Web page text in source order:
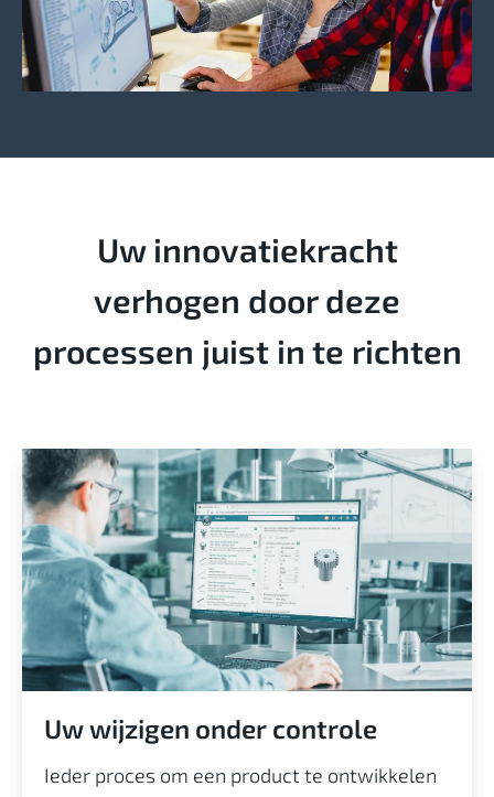
Uw innovatiekracht
verhogen door deze
processen juist in te richten
Uw wijzigen onder controle
Ieder proces om een product te ontwikkelen